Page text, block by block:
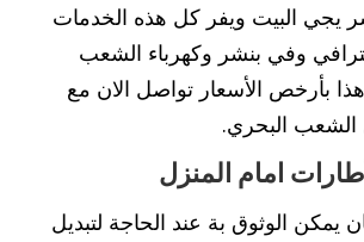
يجي البيت ويفر كل هذه الخدمات
وفي بنشر وكهرباء الشعب
بأرخص الأسعار تواصل الان مع
الشعب البحري.
امام المنزل
يمكن الوثوق بة عند الحاجة لتبديل